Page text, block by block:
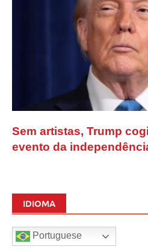
Sem artistas, Trump
evento da
IDIOMA
Portuguese